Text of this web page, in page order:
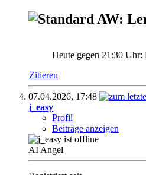
AW:
Heute gegen 21:30
Zitieren
07.04.2026, 17:48
j_easy
Profil
Beiträge anzeigen
AI Angel